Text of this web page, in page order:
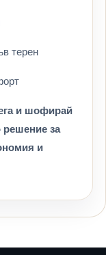
терен
и шофирай
решение за
и